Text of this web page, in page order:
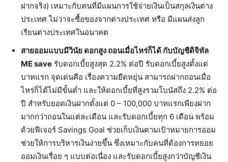
ฝากจริง​) เหมาะกับคนที่มีแผนการใช้จ่ายเงินเป็นสกุลเงินต่าง
ประเทศ ไม่ว่าจะซื้อของจากต่างประเทศ หรือ มีแผนส่งลูก
เรียนต่างประเทศในอนาคต
สายออมแบบมีวินัย ดอกสูง ถอนเมื่อไหร่ก็ได้ กับบัญชีดิจิทัล
ME save รับดอกเบี้ยสูงสุด 2.2% ต่อปี รับดอกเบี้ยสูงตั้งแต่
บาทแรก จุดเด่นคือ เรื่องความยืดหยุ่น สามารถฝากถอนเมื่อ
ไหร่ก็ได้ไม่มีขั้นต่ำ และให้ดอกเบี้ยที่สูงรวมโบนัสถึง 2.2% ต่อ
ปี สำหรับยอดเงินฝากตั้งแต่ 0 – 100,000 บาทแรกเพียงฝาก
มากกว่าถอนในแต่ละเดือน และรับดอกเบี้ยทุก 6 เดือน พร้อม
ด้วยฟีเจอร์ Savings Goal ช่วยเก็บเงินตามเป้าหมายการออม
ช่วยให้การบริหารเงินง่ายขึ้น ซึ่งเหมาะกับคนที่ต้องการทยอย
ออมเงินเรื่อย ๆ แบบต่อเนื่อง และรับดอกเบี้ยสูงกว่าบัญชีเงิน